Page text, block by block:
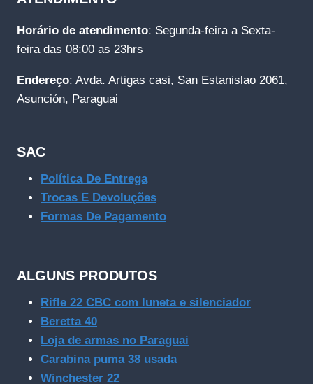
Horário de atendimento: Segunda-feira a Sexta-
feira das 08:00 as 23hrs
Endereço: Avda. Artigas casi, San Estanislao 2061,
Asunción, Paraguai
SAC
Política De Entrega
Trocas E Devoluções
Formas De Pagamento
ALGUNS PRODUTOS
Rifle 22 CBC com luneta e silenciador
Beretta 40
Loja de armas no Paraguai
Carabina puma 38 usada
Winchester 22